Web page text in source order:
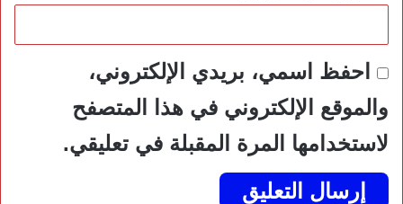
احفظ اسمي، بريدي الإلكتروني،
والموقع الإلكتروني في هذا المتصفح
لاستخدامها المرة المقبلة في تعليقي.